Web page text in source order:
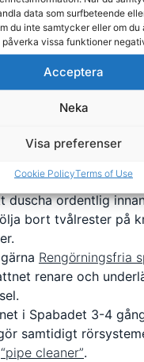
data som surfbeteende
du inte samtycker eller om
vissa funktioner
Acceptera
Neka
Visa preferenser
Cookie PolicyTerms of Use
pH balansen.
7,0 – 7,4.
l. Om den är för låg
Alca Up.
som
Billigast och bäst.
inte. Var inte rädd
på förpackningen.
duscha ordentlig
bort tvålrester på
Rengörningsfria
renare och
i Spabadet 3-4
samtidigt
“pipe cleaner”.